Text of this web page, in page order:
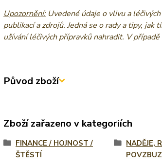
Upozornění:Uvedené údaje o vlivu a
publikací a zdrojů. Jedná se o rady a tipy,
užívání léčivých přípravků nahradit. V
Původ zboží
Zboží zařazeno v kategoriích
FINANCE / HOJNOST /
ŠTĚSTÍ
NADĚJE,